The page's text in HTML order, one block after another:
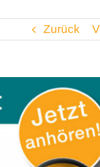
Zurück